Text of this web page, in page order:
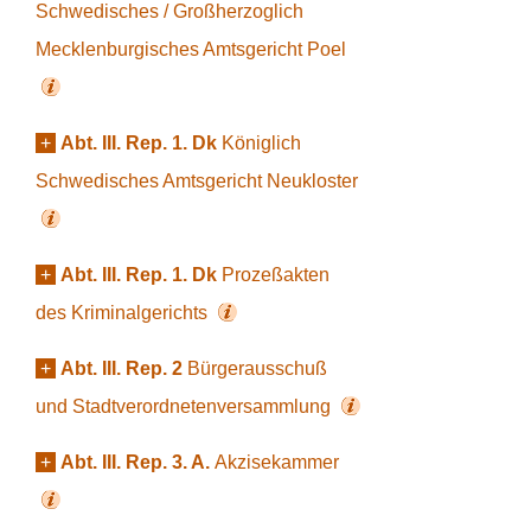
Schwedisches / Großherzoglich
Mecklenburgisches Amtsgericht Poel
+ Abt. III. Rep. 1. Dk Königlich
Schwedisches Amtsgericht Neukloster
+ Abt. III. Rep. 1. Dk Prozeßakten
des Kriminalgerichts
+ Abt. III. Rep. 2 Bürgerausschuß
und Stadtverordnetenversammlung
+ Abt. III. Rep. 3. A. Akzisekammer